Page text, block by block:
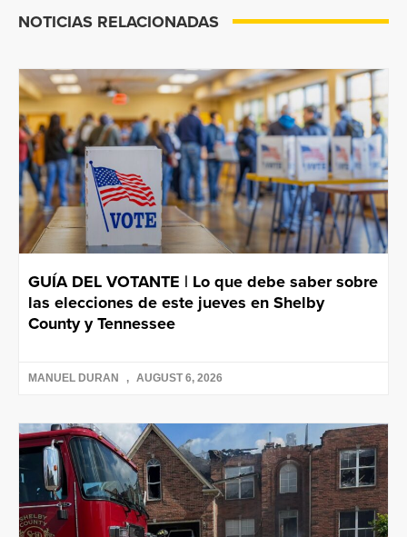
NOTICIAS RELACIONADAS
GUÍA DEL VOTANTE | Lo que debe saber sobre
las elecciones de este jueves en Shelby
County y Tennessee
MANUEL DURAN AUGUST 6, 2026